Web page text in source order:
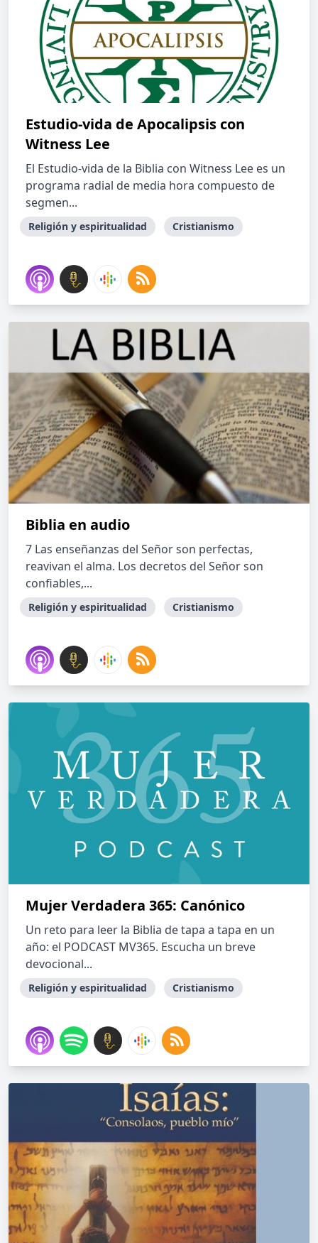
Estudio-vida de Apocalipsis con
Witness Lee
El Estudio-vida de la Biblia con Witness Lee es un
programa radial de media hora compuesto de
segmen...
Religión y espiritualidad Cristianismo
Biblia en audio
7 Las enseñanzas del Señor son perfectas,
reavivan el alma. Los decretos del Señor son
confiables,...
Religión y espiritualidad Cristianismo
Mujer Verdadera 365: Canónico
Un reto para leer la Biblia de tapa a tapa en un
año: el PODCAST MV365. Escucha un breve
devocional...
Religión y espiritualidad Cristianismo